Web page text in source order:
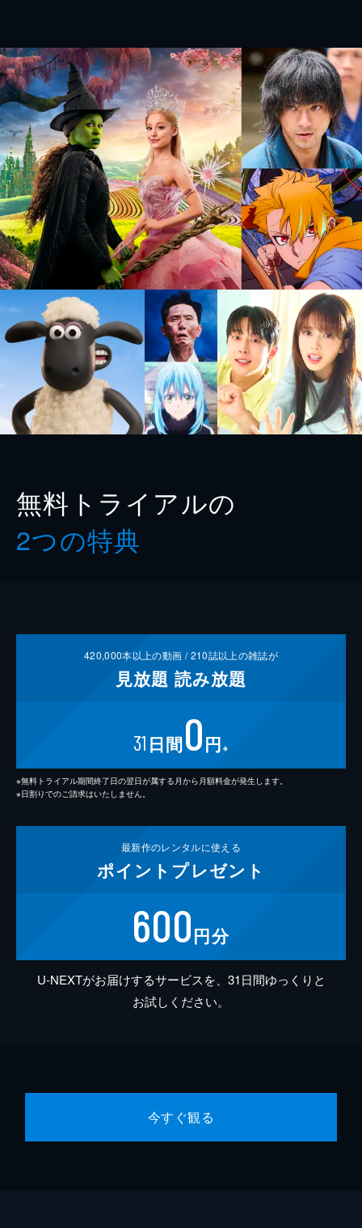
無料トライアルの
2つの特典
420,000本以上の動画 /210誌以上の雑誌が
見放題 読み放題
31 日間0円 ※
※無料トライアル期間終了日の翌日が属する月から月額料金が発生します。
※日割りでのご請求はいたしません。
最新作のレンタルに使える
ポイント プレゼント
600円分
U-NEXTがお届けするサービスを、31日間ゆっくりと
お試しください。
今すぐ観る